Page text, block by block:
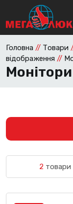
Головна // Товари
відображення //
2 товари